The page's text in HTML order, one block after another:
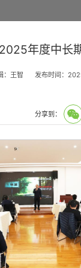
年度中长
：王智 发布时间：
分享到：